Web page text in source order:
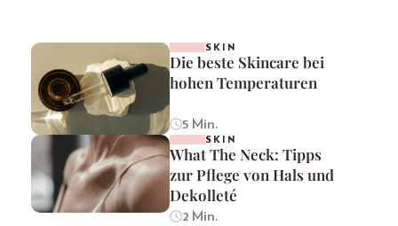
SKIN
Die beste Skincare bei
hohen Temperaturen
5 Min.
SKIN
What The Neck: Tipps
zur Pflege von Hals und
Dekolleté
2 Min.